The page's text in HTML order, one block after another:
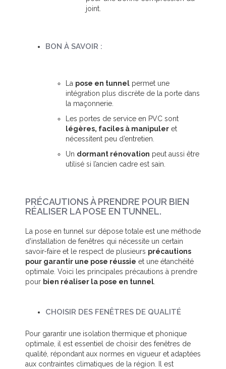
joint.
BON À SAVOIR :
La pose en tunnel permet une
intégration plus discrète de la porte dans
la maçonnerie.
Les portes de service en PVC sont
légères, faciles à manipuler et
nécessitent peu d’entretien.
Un dormant rénovation peut aussi être
utilisé si l’ancien cadre est sain.
PRÉCAUTIONS À PRENDRE POUR BIEN
RÉALISER LA POSE EN TUNNEL.
La pose en tunnel sur dépose totale est une méthode
d'installation de fenêtres qui nécessite un certain
savoir-faire et le respect de plusieurs précautions
pour garantir une pose réussie et une étanchéité
optimale. Voici les principales précautions à prendre
pour bien réaliser la pose en tunnel
CHOISIR DES FENÊTRES DE QUALITÉ
Pour garantir une isolation thermique et phonique
optimale, il est essentiel de choisir des fenêtres de
qualité, répondant aux normes en vigueur et adaptées
aux contraintes climatiques de la région. Il est